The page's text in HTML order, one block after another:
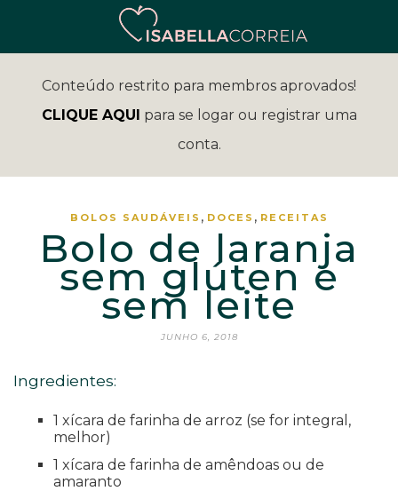
Conteúdo restrito para membros aprovados!
CLIQUE AQUI para se logar ou registrar uma
conta.
BOLOS SAUDÁVEIS , DOCES , RECEITAS
Bolo de laranja
sem glúten e
sem leite
JUNHO 6, 2018
Ingredientes:
1 xícara de farinha de arroz (se for integral,
melhor)
1 xícara de farinha de amêndoas ou de
amaranto